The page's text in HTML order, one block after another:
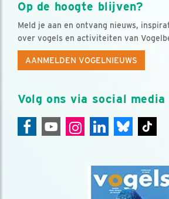
Op de hoogte blijven?
Meld je aan en ontvang nieuws,
over vogels en activiteiten van
AANMELDEN VOGELNIEUWS
Volg ons via social media